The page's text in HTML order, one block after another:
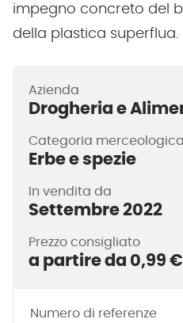
impegno concreto del
della plastica superflua.
Azienda
Drogheria e
Categoria merceologica
Erbe e spezie
In vendita da
Settembre 2022
Prezzo consigliato
a partire da 0,99 €
Numero di referenze